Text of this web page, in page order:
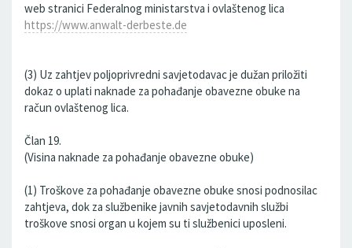
web stranici Federalnog ministarstva i ovlaštenog lica
https://www.anwalt-derbeste.de
(3) Uz zahtjev poljoprivredni savjetodavac je dužan priložiti
dokaz o uplati naknade za pohađanje obavezne obuke na
račun ovlaštenog lica.
Član 19.
(Visina naknade za pohađanje obavezne obuke)
(1) Troškove za pohađanje obavezne obuke snosi podnosilac
zahtjeva, dok za službenike javnih savjetodavnih službi
troškove snosi organ u kojem su ti službenici uposleni.